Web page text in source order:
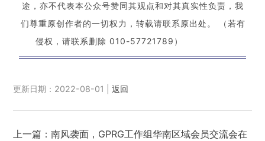
途，亦不代表本公众号赞同其观点和对其真实性负责，我
们尊重原创作者的一切权力，转载请联系原出处。 （若有
侵权，请联系删除 010-57721789）
更新日期：2022-08-01 |返回
上一篇：南风袭面，GPRG工作组华南区域会员交流会在